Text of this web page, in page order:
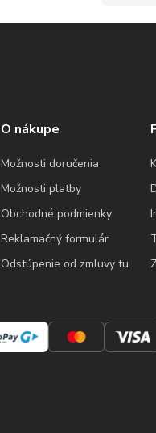
O nákupe
Možnosti doručenia
Možnosti platby
Obchodné podmienky
Reklamačný formulár
Odstúpenie od zmluvy tu